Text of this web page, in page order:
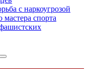
с наркоугрозой
спорта